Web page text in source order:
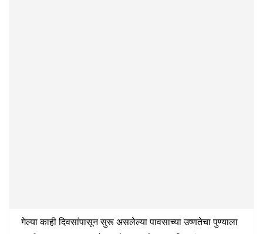
गेल्या काही दिवसांपासून सुरू असलेल्या पावसाच्या उष्णतेचा पुण्याला